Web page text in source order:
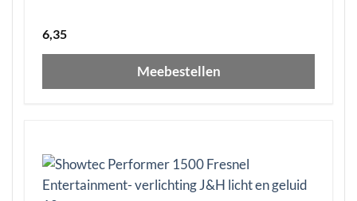
6,35
Meebestellen